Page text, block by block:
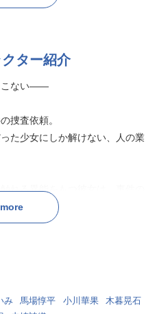
た少女にしか解けない、人の業
れる異能をもつ彼女は、事件の
従者として彼女を守る役目を負
て本来の役割を失った二人は現
求め合う。
ター紹介
こない――
捜査依頼。
た少女にしか解けない、人の業
れる異能をもつ彼女は、事件の
従者として彼女を守る役目を負
本来の役割を失った二人は現
少女と、それを見守る従者の物
more
み 馬場惇平 小川華果
木暮晃石